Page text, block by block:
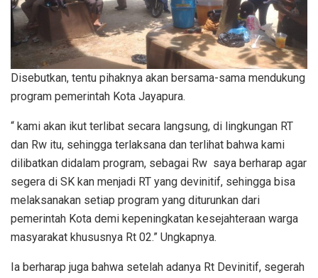
Disebutkan, tentu pihaknya akan bersama-sama mendukung
program pemerintah Kota Jayapura.
“ kami akan ikut terlibat secara langsung, di lingkungan RT
dan Rw itu, sehingga terlaksana dan terlihat bahwa kami
dilibatkan didalam program, sebagai Rw saya berharap agar
segera di SK kan menjadi RT yang devinitif, sehingga bisa
melaksanakan setiap program yang diturunkan dari
pemerintah Kota demi kepeningkatan kesejahteraan warga
masyarakat khususnya Rt 02.” Ungkapnya.
Ia berharap juga bahwa setelah adanya Rt Devinitif, segerah